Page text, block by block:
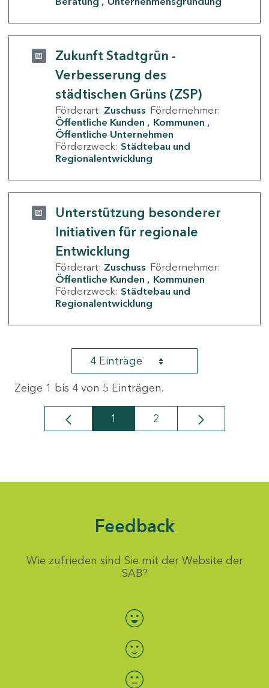
Zukunft Stadtgrün -
Verbesserung des
städtischen Grüns (ZSP)
Förderart: Zuschuss Fördernehmer:
Öffentliche Kunden
Kommunen
Öffentliche Unternehmen
Förderzweck: Städtebau und
Regionalentwicklung
Unterstützung besonderer
Initiativen für regionale
Entwicklung
Förderart: Zuschuss Fördernehmer:
Öffentliche Kunden
Kommunen
Förderzweck: Städtebau und
Regionalentwicklung
4 Einträge
Zeige 1 bis 4 von 5 Einträgen.
Seite
1 Seite
2
Feedback
Wie zufrieden sind Sie mit der Website der
SAB?
Bewertung auswählen